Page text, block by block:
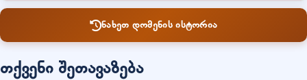
ნახეთ დომენის ისტორია
თქვენი შეთავაზება